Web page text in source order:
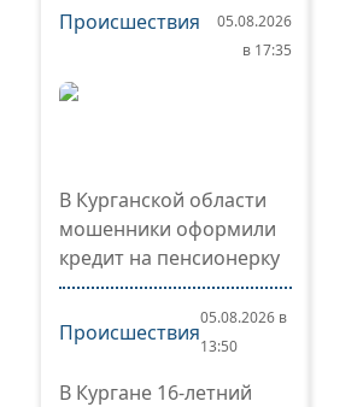
Происшествия
05.08.2026
в 17:35
В Курганской области
мошенники оформили
кредит на пенсионерку
Происшествия
05.08.2026 в
13:50
В Кургане 16-летний